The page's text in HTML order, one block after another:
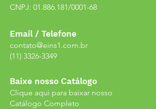
CNPJ: 01.886.181/0001-68
Email / Telefone
contato@eins1.com.br
(11) 3326-3349
Baixe nosso Catálogo
Clique aqui para baixar nosso
Catálogo Completo